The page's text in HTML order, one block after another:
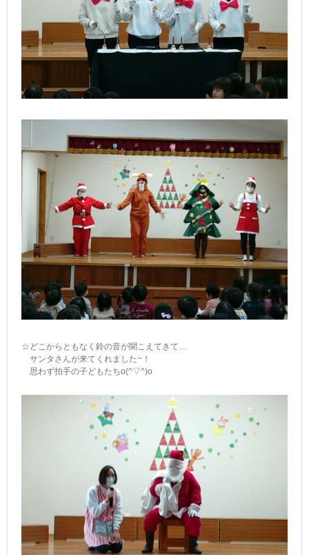
☆どこからともなく鈴の音が聞こえてきて…
サンタさんが来てくれました~！
思わず拍手の子どもたちo(^▽^)o